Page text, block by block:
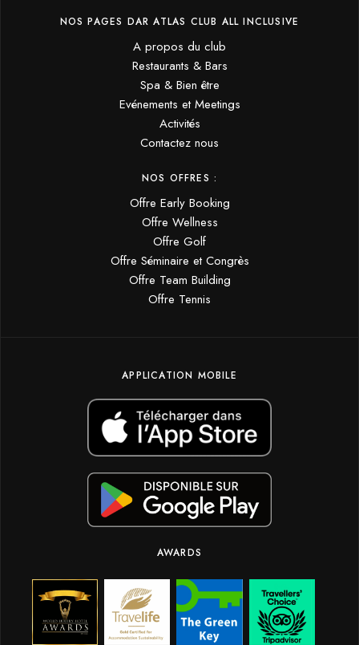
NOS PAGES DAR ATLAS CLUB ALL INCLUSIVE
A propos du club
Restaurants & Bars
Spa & Bien être
Evénements et Meetings
Activités
Contactez nous
NOS OFFRES :
Offre Early Booking
Offre Wellness
Offre Golf
Offre Séminaire et Congrès
Offre Team Building
Offre Tennis
APPLICATION MOBILE
AWARDS